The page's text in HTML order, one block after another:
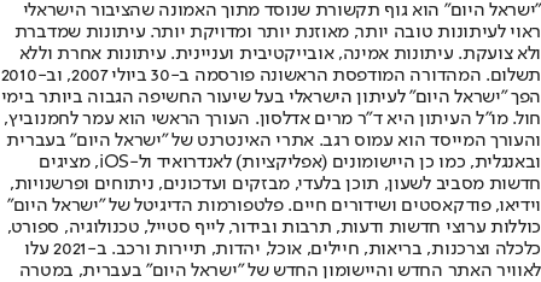
"ישראל היום" הוא גוף תקשורת שנוסד מתוך האמונה שהציבור הישראלי
ראוי לעיתונות טובה יותר, מאוזנת יותר ומדויקת יותר. עיתונות שמדברת
ולא צועקת. עיתונות אמינה, אובייקטיבית ועניינית. עיתונות אחרת וללא
תשלום. המהדורה המודפסת הראשונה פורסמה ב-30 ביולי 2007, וב-2010
הפך "ישראל היום" לעיתון הישראלי בעל שיעור החשיפה הגבוה ביותר בימי
חול. מו"ל העיתון היא ד"ר מרים אדלסון. העורך הראשי הוא עמר לחמנוביץ,
והעורך המייסד הוא עמוס רגב. אתרי האינטרנט של "ישראל היום" בעברית
ובאנגלית, כמו כן היישומונים (אפליקציות) לאנדרואיד ול-iOS, מציגים
חדשות מסביב לשעון, תוכן בלעדי, מבזקים ועדכונים, ניתוחים ופרשנויות,
וידיאו, פודקאסטים ושידורים חיים. פלטפורמות הדיגיטל של "ישראל היום"
כוללות ערוצי חדשות ודעות, תרבות ובידור, לייף סטייל, טכנולוגיה, ספורט,
כלכלה וצרכנות, בריאות, חיילים, אוכל, יהדות, תיירות ורכב. ב-2021 עלו
לאוויר האתר החדש והיישומון החדש של "ישראל היום" בעברית, במטרה